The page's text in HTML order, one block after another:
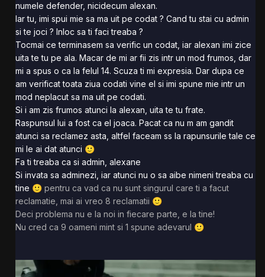
numele defender, nicidecum alexan.
Iar tu, imi spui mie sa ma uit pe codat ? Cand tu stai cu admin
si te joci ? Inloc sa ti faci treaba ?
Tocmai ce terminasem sa verific un codat, iar alexan imi zice
uita te tu pe ala. Macar de mi ar fii zis intr un mod frumos, dar
mi a spus o ca la felul 14. Scuza ti mi expresia. Dar dupa ce
am verificat toata ziua codati vine el si imi spune mie intr un
mod neplacut sa ma uit pe codati.
Si i am zis frumos atunci la alexan, uita te tu frate.
Raspunsul lui a fost ca el joaca. Pacat ca nu m am gandit
atunci sa reclamez asta, altfel faceam ss la rapunsurile tale ce
mi le ai dat atunci 🙂
Fa ti treaba ca si admin, alexane
Si invata sa adminezi, iar atunci nu o sa aibe nimeni treaba cu
tine 🙂 pentru ca vad ca nu sunt singurul care ti a facut
reclamatie, mai ai vreo 8 reclamatii 🙂
Deci problema nu e la noi in fiecare parte, e la tine!
Nu cred ca 9 oameni mint si 1 spune adevarul 🙂